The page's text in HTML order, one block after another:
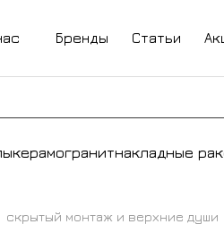
Бренды Статьи
керамогранитнакладные
скрытый монтаж и верхние души